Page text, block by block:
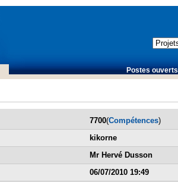
Postes
7700(Compétences)
kikorne
Mr Hervé Dusson
06/07/2010 19:49